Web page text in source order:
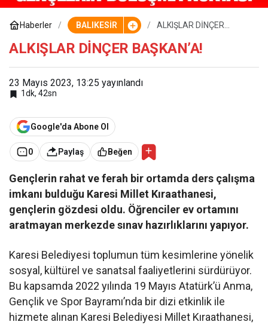
Haberler BALIKESİR
ALKIŞLAR DİNÇER
ALKIŞLAR DİNÇER BAŞKAN’A!
23 Mayıs 2023, 13:25 yayınlandı
1dk, 42sn
Google'da Abone Ol
0 Paylaş Beğen
Gençlerin rahat ve ferah bir ortamda ders çalışma
imkanı bulduğu Karesi Millet Kıraathanesi,
gençlerin gözdesi oldu. Öğrenciler ev ortamını
aratmayan merkezde sınav hazırlıklarını yapıyor.
Karesi Belediyesi toplumun tüm kesimlerine yönelik
sosyal, kültürel ve sanatsal faaliyetlerini sürdürüyor.
Bu kapsamda 2022 yılında 19 Mayıs Atatürk’ü Anma,
Gençlik ve Spor Bayramı’nda bir dizi etkinlik ile
hizmete alınan Karesi Belediyesi Millet Kıraathanesi,